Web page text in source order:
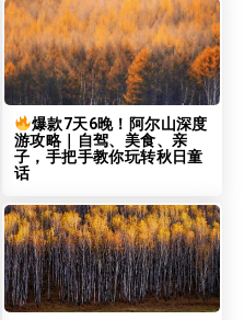
爆款7天6晚！阿尔山深度
游攻略｜自驾、美食、亲
子，手把手教你玩转秋日童
话